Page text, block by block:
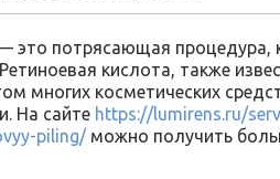
это потрясающая процедура,
кислота, также
многих косметических
На сайте https://lumirens.ru/
piling/можно получить